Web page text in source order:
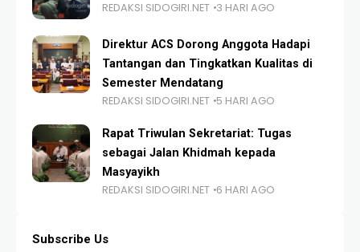
REDAKSI SIDOGIRI.NET 3 HARI AGO
Direktur ACS Dorong Anggota Hadapi
Tantangan dan Tingkatkan Kualitas di
Semester Mendatang
REDAKSI SIDOGIRI.NET 5 HARI AGO
Rapat Triwulan Sekretariat: Tugas
sebagai Jalan Khidmah kepada
Masyayikh
REDAKSI SIDOGIRI.NET 6 HARI AGO
Subscribe Us